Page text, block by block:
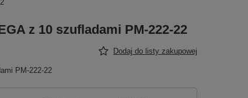
z 10 szufladami PM-222-22
Dodaj do listy zakupowej
PM-222-22